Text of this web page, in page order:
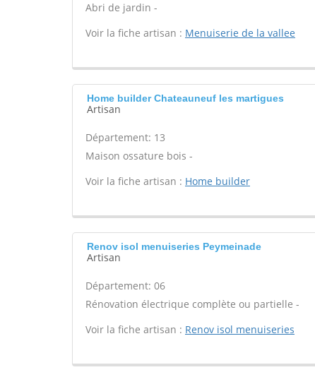
Abri de jardin -
Voir la fiche artisan : Menuiserie de la vallee
Home builder Chateauneuf les martigues
Artisan
Département: 13
Maison ossature bois -
Voir la fiche artisan : Home builder
Renov isol menuiseries Peymeinade
Artisan
Département: 06
Rénovation électrique complète ou partielle -
Voir la fiche artisan : Renov isol menuiseries